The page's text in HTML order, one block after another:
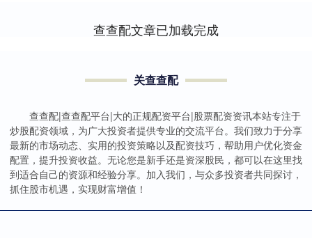
查查配文章已加载完成
关查查配
查查配|查查配平台|大的正规配资平台|股票配资资讯本站专注于
炒股配资领域，为广大投资者提供专业的交流平台。我们致力于分享
最新的市场动态、实用的投资策略以及配资技巧，帮助用户优化资金
配置，提升投资收益。无论您是新手还是资深股民，都可以在这里找
到适合自己的资源和经验分享。加入我们，与众多投资者共同探讨，
抓住股市机遇，实现财富增值！